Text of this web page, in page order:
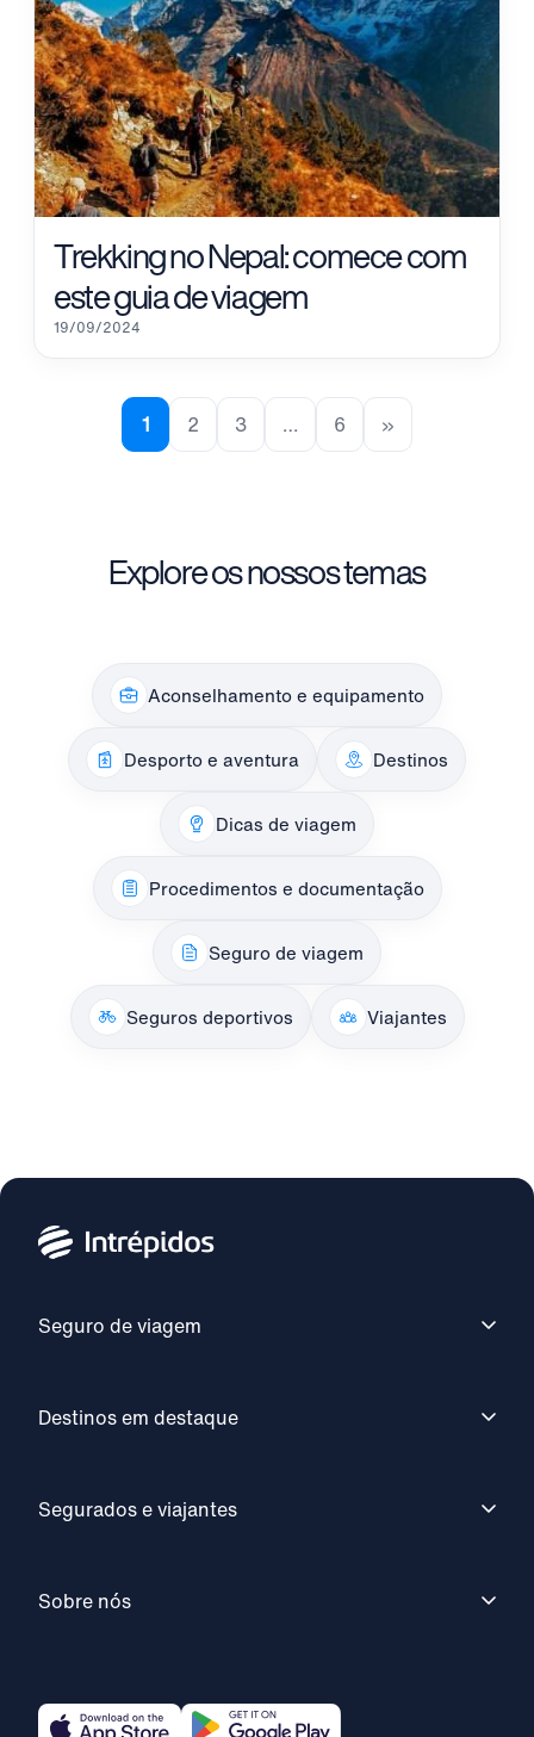
Trekking no Nepal: comece com
este guia de viagem
19/09/2024
1 2 3 … 6 »
Explore os nossos temas
Aconselhamento e equipamento
Desporto e aventura Destinos
Dicas de viagem
Procedimentos e documentação
Seguro de viagem
Seguros deportivos Viajantes
Seguro de viagem
Destinos em destaque
Segurados e viajantes
Sobre nós